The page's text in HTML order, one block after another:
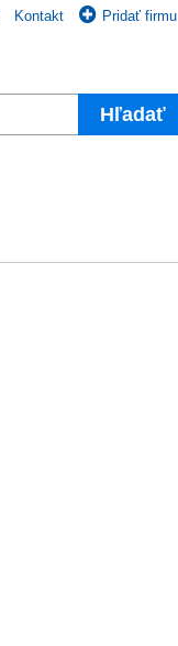
Kontakt Pridať firmu
Hľadať